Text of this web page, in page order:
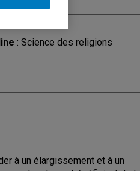
: Science des religions
à un élargissement et à un